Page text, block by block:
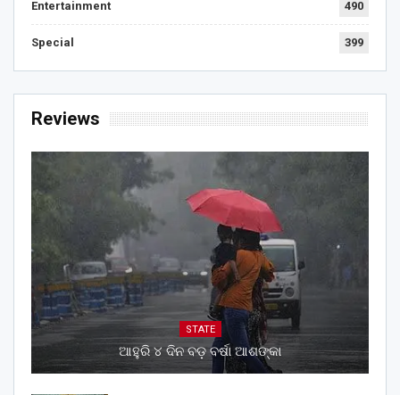
Entertainment 490
Special 399
Reviews
STATE
ଆହୁରି ୪ ଦିନ ବଡ଼ ବର୍ଷା ଆଶଙ୍କା